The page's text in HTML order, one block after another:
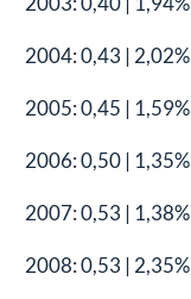
2004: 0,43 | 2,02%
2005: 0,45 | 1,59%
2006: 0,50 | 1,35%
2007: 0,53 | 1,38%
2008: 0,53 | 2,35%